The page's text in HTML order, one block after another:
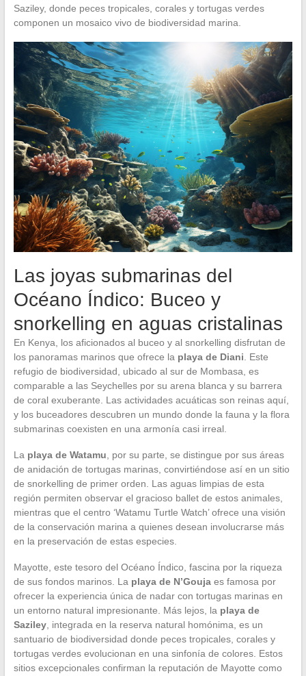
Saziley, donde peces tropicales, corales y tortugas verdes
componen un mosaico vivo de biodiversidad marina.
Las joyas submarinas del
Océano Índico: Buceo y
snorkelling en aguas cristalinas
En Kenya, los aficionados al buceo y al snorkelling disfrutan de
los panoramas marinos que ofrece la playa de Diani. Este
refugio de biodiversidad, ubicado al sur de Mombasa, es
comparable a las Seychelles por su arena blanca y su barrera
de coral exuberante. Las actividades acuáticas son reinas aquí,
y los buceadores descubren un mundo donde la fauna y la flora
submarinas coexisten en una armonía casi irreal.
La playa de Watamu, por su parte, se distingue por sus áreas
de anidación de tortugas marinas, convirtiéndose así en un sitio
de snorkelling de primer orden. Las aguas limpias de esta
región permiten observar el gracioso ballet de estos animales,
mientras que el centro ‘Watamu Turtle Watch’ ofrece una visión
de la conservación marina a quienes desean involucrarse más
en la preservación de estas especies.
Mayotte, este tesoro del Océano Índico, fascina por la riqueza
de sus fondos marinos. La playa de N’Goujaes famosa por
ofrecer la experiencia única de nadar con tortugas marinas en
un entorno natural impresionante. Más lejos, la playa de
Saziley, integrada en la reserva natural homónima, es un
santuario de biodiversidad donde peces tropicales, corales y
tortugas verdes evolucionan en una sinfonía de colores. Estos
sitios excepcionales confirman la reputación de Mayotte como